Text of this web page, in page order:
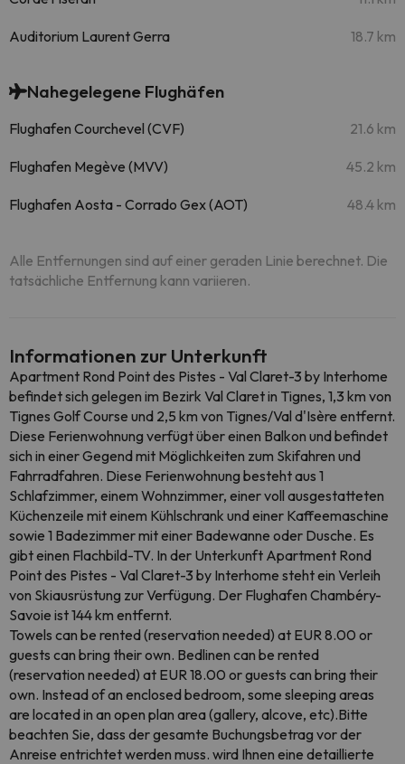
Auditorium Laurent Gerra 18.7 km
Nahegelegene Flughäfen
Flughafen Courchevel (CVF) 21.6 km
Flughafen Megève (MVV) 45.2 km
Flughafen Aosta - Corrado Gex (AOT) 48.4 km
Alle Entfernungen sind auf einer geraden Linie berechnet. Die
tatsächliche Entfernung kann variieren.
Informationen zur Unterkunft
Apartment Rond Point des Pistes - Val Claret-3 by Interhome
befindet sich gelegen im Bezirk Val Claret in Tignes, 1,3 km von
Tignes Golf Course und 2,5 km von Tignes/Val d'Isère entfernt.
Diese Ferienwohnung verfügt über einen Balkon und befindet
sich in einer Gegend mit Möglichkeiten zum Skifahren und
Fahrradfahren. Diese Ferienwohnung besteht aus 1
Schlafzimmer, einem Wohnzimmer, einer voll ausgestatteten
Küchenzeile mit einem Kühlschrank und einer Kaffeemaschine
sowie 1 Badezimmer mit einer Badewanne oder Dusche. Es
gibt einen Flachbild-TV. In der Unterkunft Apartment Rond
Point des Pistes - Val Claret-3 by Interhome steht ein Verleih
von Skiausrüstung zur Verfügung. Der Flughafen Chambéry-
Savoie ist 144 km entfernt.
Towels can be rented (reservation needed) at EUR 8.00 or
guests can bring their own. Bedlinen can be rented
(reservation needed) at EUR 18.00 or guests can bring their
own. Instead of an enclosed bedroom, some sleeping areas
are located in an open plan area (gallery, alcove, etc).Bitte
beachten Sie, dass der gesamte Buchungsbetrag vor der
Anreise entrichtet werden muss. wird Ihnen eine detaillierte